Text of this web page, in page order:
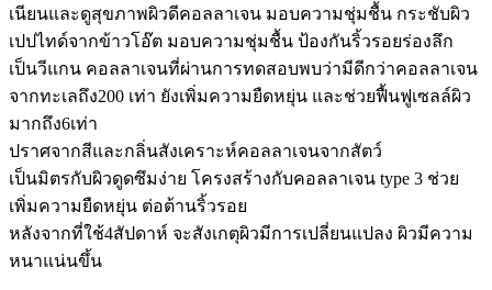
เนียนและดูสุขภาพผิวดีคอลลาเจน มอบความชุ่มชื้น กระชับผิว
เปปไทด์จากข้าวโอ๊ต มอบความชุ่มชื้น ป้องกันริ้วรอยร่องลึก
เป็นวีแกน คอลลาเจนที่ผ่านการทดสอบพบว่ามีดีกว่าคอลลาเจน
จากทะเลถึง200 เท่า ยังเพิ่มความยืดหยุ่น และช่วยฟื้นฟูเซลล์ผิว
มากถึง6เท่า
ปราศจากสีและกลิ่นสังเคราะห์คอลลาเจนจากสัตว์
เป็นมิตรกับผิวดูดซึมง่าย โครงสร้างกับคอลลาเจน type 3 ช่วย
เพิ่มความยืดหยุ่น ต่อต้านริ้วรอย
หลังจากที่ใช้4สัปดาห์ จะสังเกตุผิวมีการเปลี่ยนแปลง ผิวมีความ
หนาแน่นขึ้น